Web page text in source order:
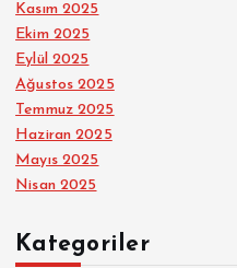
Kasım 2025
Ekim 2025
Eylül 2025
Ağustos 2025
Temmuz 2025
Haziran 2025
Mayıs 2025
Nisan 2025
Kategoriler